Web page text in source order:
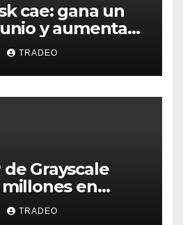
cae: gana un
y aumenta
no
TRADEO
de Grayscale
en
pérdidas
TRADEO